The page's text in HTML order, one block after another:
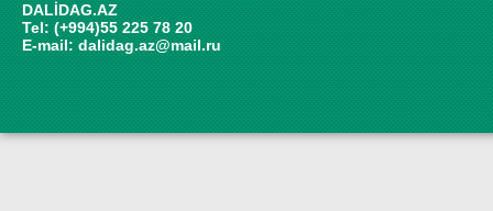
DALİDAG.AZ
Tel: (+994)55 225 78 20
E-mail: dalidag.az@mail.ru